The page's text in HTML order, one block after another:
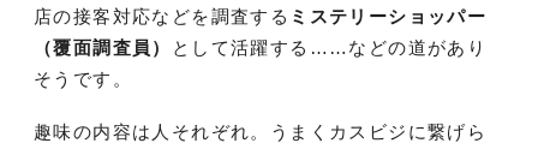
店の接客対応などを調査する ミステリーショッパー
（覆面調査員）
として活躍する……などの道があり
そうです。
趣味の内容は人それぞれ。うまくカスビジに繋げら